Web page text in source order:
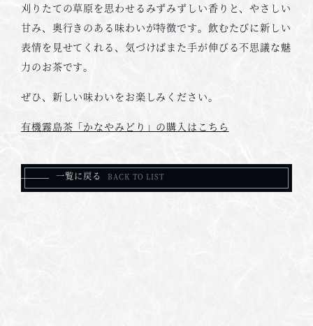
刈りたての草原を思わせるみずみずしい香りと、やさしい
甘み、奥行きのある味わいが特徴です。飲むたびに新しい
表情を見せてくれる、気づけばまた手が伸びる不思議な魅
力のお茶です。
ぜひ、新しい味わいをお楽しみください。
有機霧島茶「かなやみどり」の購入はこちら
一覧に戻る